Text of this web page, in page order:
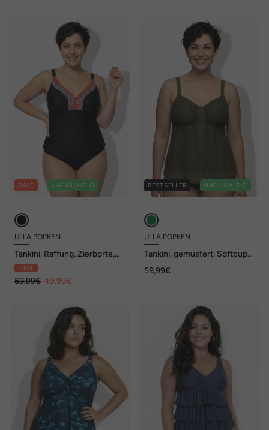
SALE NACHHALTIG
ULLA POPKEN
Tankini, Raffung, Zierborte,
Softcups, verstellbare Träger
- 17%
59,99€ 49,99€
BESTSELLER NACHHALTIG
ULLA POPKEN
Tankini, gemustert, Softcups,
59,99€